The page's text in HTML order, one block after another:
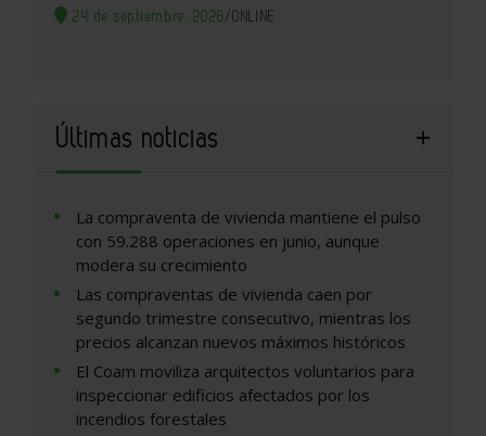
24 de septiembre, 2026/ONLINE
Últimas noticias
La compraventa de vivienda mantiene el pulso
con 59.288 operaciones en junio, aunque
modera su crecimiento
Las compraventas de vivienda caen por
segundo trimestre consecutivo, mientras los
precios alcanzan nuevos máximos históricos
El Coam moviliza arquitectos voluntarios para
inspeccionar edificios afectados por los
incendios forestales